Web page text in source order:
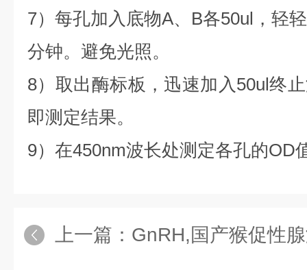
7）每孔加入底物A、B各50ul，轻
分钟。避免光照。
8）取出酶标板，迅速加入50ul终
即测定结果。
9）在450nm波长处测定各孔的OD
上一篇： GnRH,国产猴促性腺激